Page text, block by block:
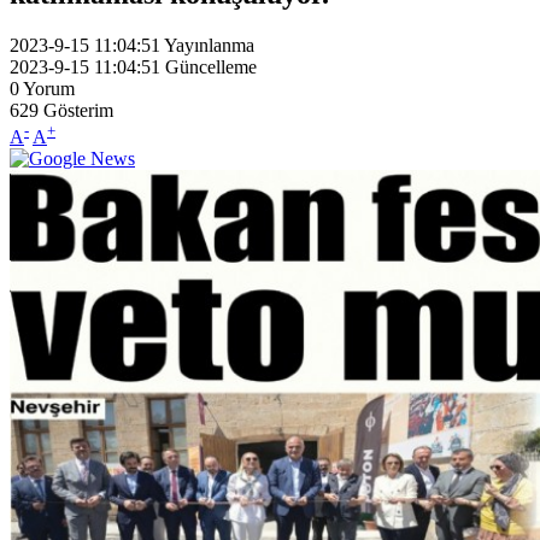
2023-9-15 11:04:51 Yayınlanma
2023-9-15 11:04:51 Güncelleme
0Yorum
629 Gösterim
A- A+